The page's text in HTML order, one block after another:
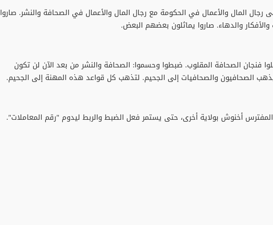
المال والأعمال في الحكومة مع رجال المال والأعمال في الصحافة والنشر. صاروا
والدهاء. صاروا يماثلون بعضهم البعض.
فنجان الصحافة المقلوب. ضبطوا وحسموا: الصحافة والنشر من بعد الآن لن تكون
الصحافيون والصحافيات إلى الجحيم. لتذهب كل قواعد هذه المهنة إلى الجحيم.
أخنوش بولاية أخرى، حتى يستمر فعل الضبط والربط ليدوم "رقم المعاملات".